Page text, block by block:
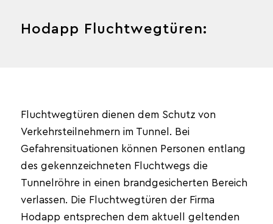
Hodapp Fluchtwegtüren:
Fluchtwegtüren dienen dem Schutz von
Verkehrsteilnehmern im Tunnel. Bei
Gefahrensituationen können Personen entlang
des gekennzeichneten Fluchtwegs die
Tunnelröhre in einen brandgesicherten Bereich
verlassen. Die Fluchtwegtüren der Firma
Hodapp entsprechen dem aktuell geltenden